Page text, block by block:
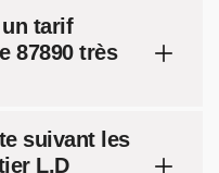
tarif
87890 très
suivant les
L.D